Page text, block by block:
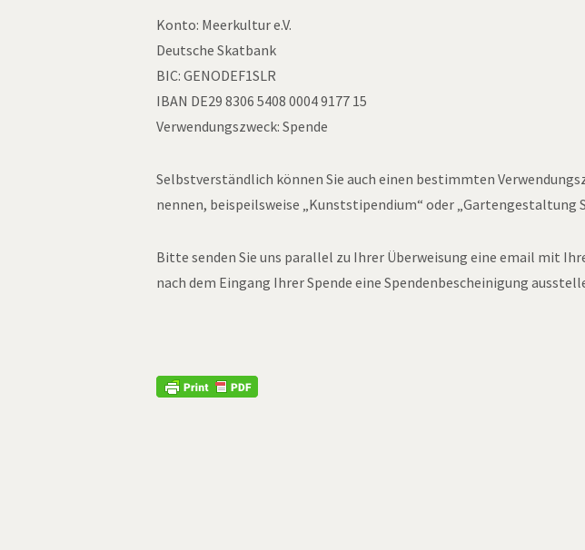
Konto: Meerkultur e.V.
Deutsche Skatbank
BIC: GENODEF1SLR
IBAN DE29 8306 5408 0004 9177 15
Verwendungszweck: Spende
Selbstverständlich können Sie auch einen bestimmten
nennen, beispeilsweise „Kunststipendium“ oder „Gartengestaltung
Bitte senden Sie uns parallel zu Ihrer Überweisung eine email mit
nach dem Eingang Ihrer Spende eine Spendenbescheinigung